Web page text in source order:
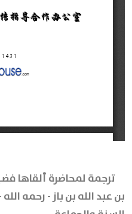
ترجمة لمحاضرة ألقاها
بن عبد الله بن باز - رحمه